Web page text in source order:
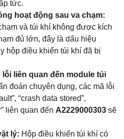
tức.
hoạt động sau va chạm:
và túi khí không được kích
đủ lớn, đây là dấu hiệu
hộp điều khiển túi khí đã bị
lỗi liên quan đến module túi
đoán chuyên dụng, các mã lỗi
“crash data stored”,
liên quan đến A2229000303 sẽ
lý: Hộp điều khiển túi khí có